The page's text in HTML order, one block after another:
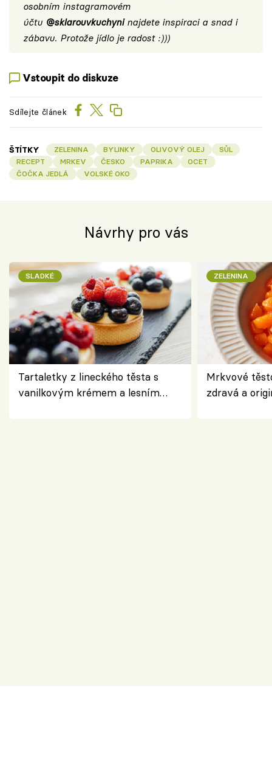
osobním instagramovém
účtu @sklarouvkuchyni najdete inspiraci a snad i
zábavu. Protože jídlo je radost :)))
Vstoupit do diskuze
Sdílejte článek
ŠTÍTKY ZELENINA BYLINKY OLIVOVÝ OLEJ
SŮL
RECEPT
MRKEV ČESKO PAPRIKA
OCET
ČOČKA JEDLÁ
VOLSKÉ OKO
Návrhy pro vás
SLADKÉ
Tartaletky z lineckého těsta s
vanilkovým krémem a lesním
ZELENINA
Mrkvové
zdravá a